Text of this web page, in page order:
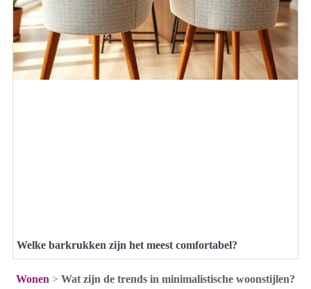
Welke barkrukken zijn het meest comfortabel?
Wonen > Wat zijn de trends in minimalistische woonstijlen?